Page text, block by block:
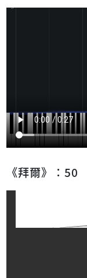
《拜爾》：50